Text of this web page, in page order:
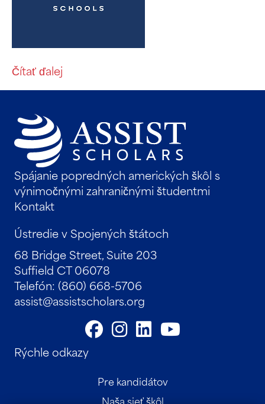
Čítať ďalej
Spájanie popredných amerických škôl s
výnimočnými zahraničnými študentmi
Kontakt
Ústredie v Spojených štátoch
68 Bridge Street, Suite 203
Suffield CT 06078
Telefón: (860) 668-5706
assist@assistscholars.org
Rýchle odkazy
Pre kandidátov
Naša sieť škôl